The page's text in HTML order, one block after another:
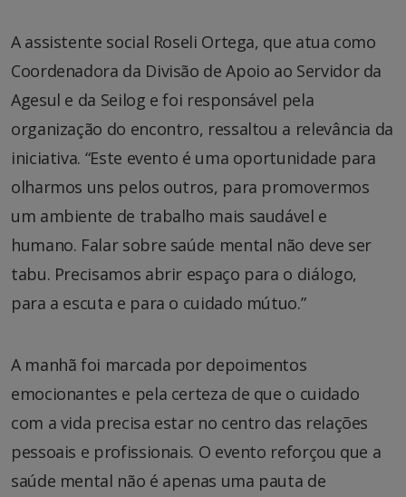
A assistente social Roseli Ortega, que atua como
Coordenadora da Divisão de Apoio ao Servidor da
Agesul e da Seilog e foi responsável pela
organização do encontro, ressaltou a relevância da
iniciativa. “Este evento é uma oportunidade para
olharmos uns pelos outros, para promovermos
um ambiente de trabalho mais saudável e
humano. Falar sobre saúde mental não deve ser
tabu. Precisamos abrir espaço para o diálogo,
para a escuta e para o cuidado mútuo.”
A manhã foi marcada por depoimentos
emocionantes e pela certeza de que o cuidado
com a vida precisa estar no centro das relações
pessoais e profissionais. O evento reforçou que a
saúde mental não é apenas uma pauta de